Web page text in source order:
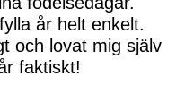
år helt enkelt.
och lovat mig själv
faktiskt!